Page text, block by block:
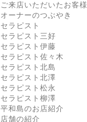
ご来店いただいたお客様
オーナーのつぶやき
セラピスト
セラピスト三好
セラピスト伊藤
セラピスト佐々木
セラピスト北島
セラピスト北澤
セラピスト松永
セラピスト柳澤
平和島のお店紹介
店舗の紹介